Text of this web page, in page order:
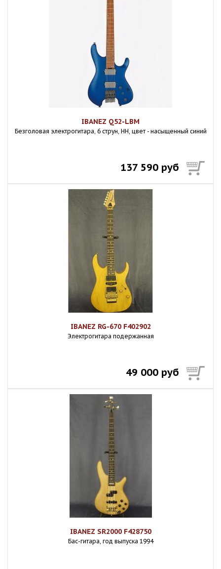
IBANEZ Q52-LBM
Безголовая электрогитара, 6 струн, HH, цвет - насыщенный синий
137 590 руб
IBANEZ RG-670 F402902
Электрогитара подержанная
49 000 руб
IBANEZ SR2000 F428750
Бас-гитара, год выпуска 1994